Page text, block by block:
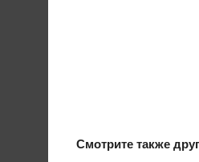
Смотрите также